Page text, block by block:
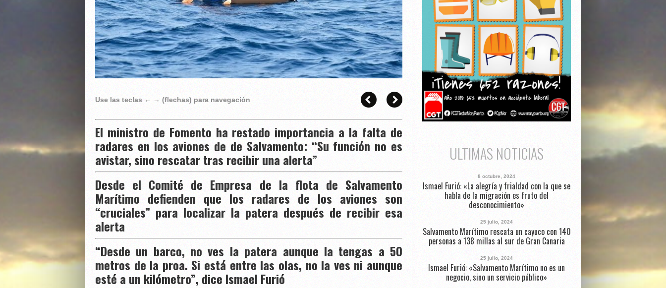
Use las teclas ← → (flechas) para navegación
El ministro de Fomento ha restado importancia a la falta de
radares en los aviones de de Salvamento: “Su función no es
avistar, sino rescatar tras recibir una alerta”
Desde el Comité de Empresa de la flota de Salvamento
Marítimo defienden que los radares de los aviones son
“cruciales” para localizar la patera después de recibir esa
alerta
“Desde un barco, no ves la patera aunque la tengas a 50
metros de la proa. Si está entre las olas, no la ves ni aunque
esté a un kilómetro”, dice Ismael Furió
ULTIMAS NOTICIAS
8 octubre, 2024
Ismael Furió: «La alegría y frialdad con la que se
habla de la migración es fruto del
desconocimiento»
25 julio, 2024
Salvamento Marítimo rescata un cayuco con 140
personas a 138 millas al sur de Gran Canaria
25 julio, 2024
Ismael Furió: «Salvamento Marítimo no es un
negocio, sino un servicio público»